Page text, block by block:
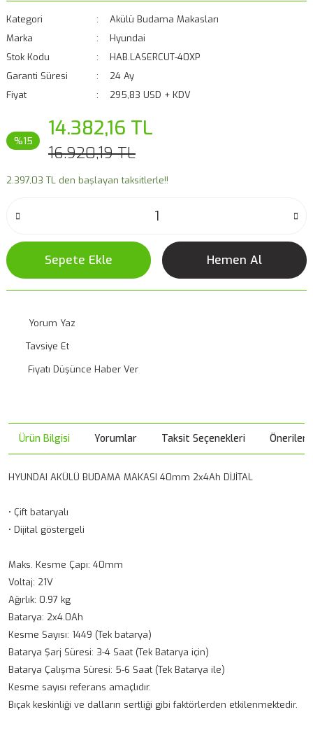
Kategori
Akülü Budama Makasları
Marka
Hyundai
Stok Kodu
HAB.LASERCUT-40XP
Garanti Süresi
24 Ay
Fiyat
295,83 USD + KDV
%15 14.382,16 TL
16.920,19 TL
2.397,03 TL den başlayan taksitlerle!!
Sepete Ekle Hemen Al
Yorum Yaz
Tavsiye Et
Fiyatı Düşünce Haber Ver
Ürün Bilgisi Yorumlar Taksit Seçenekleri
HYUNDAI AKÜLÜ BUDAMA MAKASI 40mm 2x4Ah DİJİTAL
• Çift bataryalı
• Dijital göstergeli
Maks. Kesme Çapı: 40mm
Voltaj: 21V
Ağırlık: 0.97 kg
Batarya: 2x4.0Ah
Kesme Sayısı: 1449 (Tek batarya)
Batarya Şarj Süresi: 3-4 Saat (Tek Batarya için)
Batarya Çalışma Süresi: 5-6 Saat (Tek Batarya ile)
Kesme sayısı referans amaçlıdır.
Bıçak keskinliği ve dalların sertliği gibi faktörlerden etkilenmektedir.